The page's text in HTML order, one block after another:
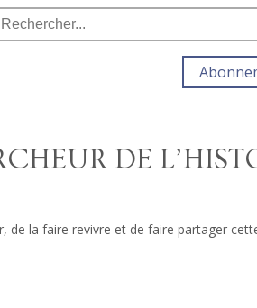
DE
de la faire revivre et de faire partager